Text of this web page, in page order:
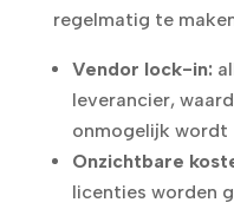
regelmatig te
Vendor lock-in:
leverancier,
onmogelijk wordt
Onzichtbare
licenties worden